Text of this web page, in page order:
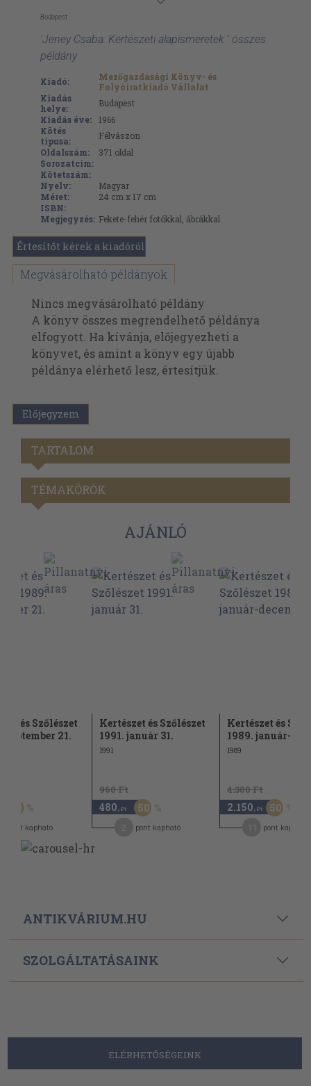
Budapest
'Jeney Csaba: Kertészeti alapismeretek ' összes
példány
Kiadó:
Mezőgazdasági Könyv- és
Folyóiratkiadó Vállalat
Kiadás
helye:
Budapest
Kiadás éve:
1966
Kötés
típusa:
Félvászon
Oldalszám:
371 oldal
Sorozatcím:
Kötetszám:
Nyelv:
Magyar
Méret:
24 cm x 17 cm
ISBN:
Megjegyzés: Fekete-fehér fotókkal, ábrákkal.
Értesítőt kérek a kiadóról
Megvásárolható példányok
Nincs megvásárolható példány
A könyv összes megrendelhető példánya
elfogyott. Ha kívánja, előjegyezheti a
könyvet, és amint a könyv egy újabb
példánya elérhető lesz, értesítjük.
Előjegyzem
TARTALOM
TÉMAKÖRÖK
AJÁNLÓ
és Szőlészet
21.
50
pont kapható
Kertészet és Szőlészet
1991. január 31.
1991
960 Ft
480 ,-Ft 50
pont kapható
Kertészet és
1989. január-
1989
4.300 Ft
2.150 ,-Ft 50
pont kapható
ANTIKVÁRIUM.HU
SZOLGÁLTATÁSAINK
ELÉRHETŐSÉGEINK